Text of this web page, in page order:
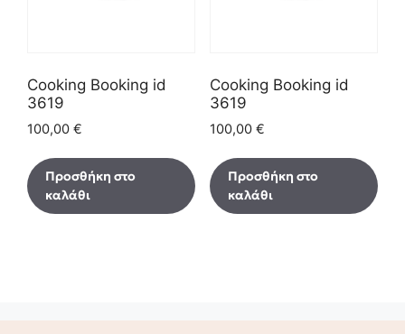
Cooking Booking id
3619
100,00 €
Προσθήκη στο
καλάθι
Cooking Booking id
3619
100,00 €
Προσθήκη στο
καλάθι